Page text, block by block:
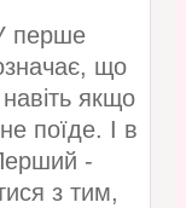
перше
що
якщо
поїде. І в
-
з тим,